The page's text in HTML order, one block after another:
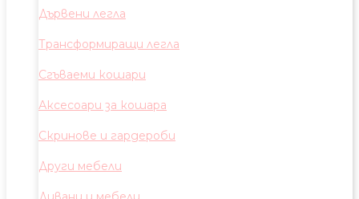
Дървени легла
Трансформиращи легла
Сгъваеми кошари
Аксесоари за кошара
Скринове и гардероби
Други мебели